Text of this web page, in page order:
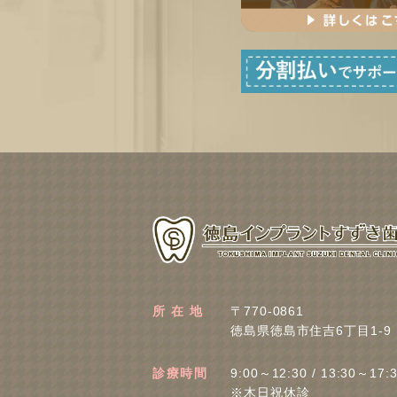
所 在 地
〒770-0861
徳島県徳島市住吉6丁目1-9
診療時間
9:00～12:30 / 13:30～
※木日祝休診